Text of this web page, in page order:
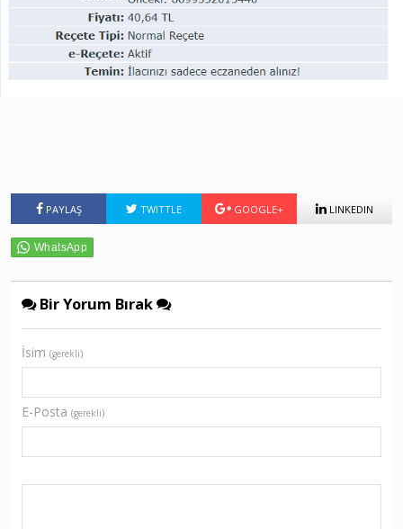
PAYLAŞ TWITTLE GOOGLE+ LINKEDIN
Bir Yorum Bırak
İsim (gerekli)
E-Posta (gerekli)